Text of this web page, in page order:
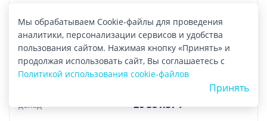
В Плюсе
ГазпромбанкЛиц. № 354
13.3%
ставка
26 381.37 ₽
доход
Мы обрабатываем Cookie-файлы для проведения
аналитики, персонализации сервисов и удобства
пользования сайтом. Нажимая кнопку «Принять» и
продолжая использовать сайт, Вы соглашаетесь с
Политикой использования cookie-файлов
Принять